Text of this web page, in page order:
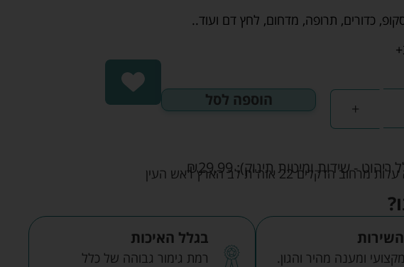
כדורים, תרופה, מדחום, לחץ דם ועוד..
+ הוספה לסל
ריהוט - שידות ומיטות תינוק): ₪29.99 הדקלים 22 אזה"ת לב הארץ ראש העין
ומענה מהיר והגון.
בגלל האיכות
רמת גימור גבוהה של כלל